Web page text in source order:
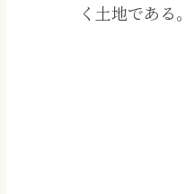
く土地である。